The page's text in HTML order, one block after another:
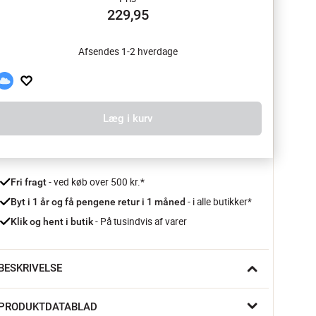
229,95
Afsendes 1-2 hverdage
Læg i kurv
Fri fragt - ved køb over 500 kr.*
Byt i 1 år og få pengene retur i 1 måned - i alle butikker*
Klik og hent i butik - På tusindvis af varer
fra Joseph Joseph. Stilrent design kombineret